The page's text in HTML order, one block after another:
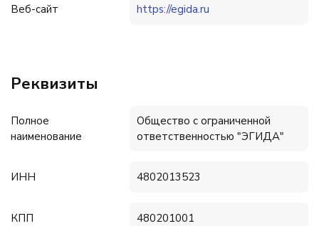
Веб-сайт https://egida.ru
Реквизиты
Полное
наименование
Общество с ограниченной
ответственностью "ЭГИДА"
ИНН 4802013523
КПП 480201001